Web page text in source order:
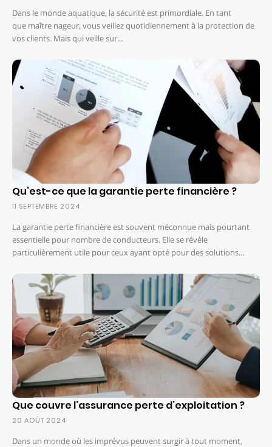
Dans le monde aquatique, la sécurité est primordiale. En tant
que maître nageur, vous veillez quotidiennement à la protection de
vos clients. Mais qui veille sur...
Qu’est-ce que la garantie perte financière ?
11 SEPTEMBRE 2024
La garantie perte financière est souvent méconnue mais pourtant
essentielle pour nombre de conducteurs. Elle se révèle
particulièrement utile pour ceux ayant opté pour des solutions...
Que couvre l’assurance perte d’exploitation ?
20 AOÛT 2024
Dans un monde où les imprévus peuvent surgir à tout moment,